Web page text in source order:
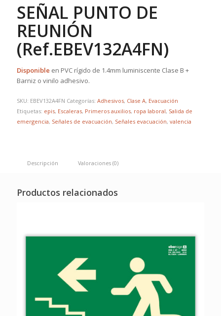
SEÑAL PUNTO DE
REUNIÓN
(Ref.EBEV132A4FN)
Disponible en PVC rígido de 1.4mm luminiscente Clase B +
Barniz o vinilo adhesivo.
SKU: EBEV132A4FN Categorías: Adhesivos, Clase A, Evacuación
Etiquetas: epis, Escaleras, Primeros auxilios, ropa laboral, Salida de
emergencia, Señales de evacuación, Señales evacuación, valencia
Descripción Valoraciones (0)
Productos relacionados